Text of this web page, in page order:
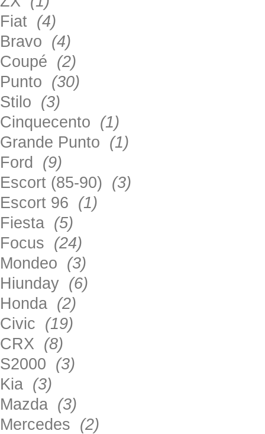
Fiat (4)
Bravo (4)
Coupé (2)
Punto (30)
Stilo (3)
Cinquecento (1)
Grande Punto (1)
Ford (9)
Escort (85-90) (3)
Escort 96 (1)
Fiesta (5)
Focus (24)
Mondeo (3)
Hiunday (6)
Honda (2)
Civic (19)
CRX (8)
S2000 (3)
Kia (3)
Mazda (3)
Mercedes (2)